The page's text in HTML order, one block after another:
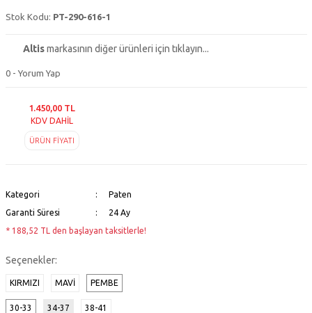
Stok Kodu: PT-290-616-1
Altismarkasının diğer ürünleri için tıklayın...
0 - Yorum Yap
1.450,00 TL
KDV DAHİL
ÜRÜN FİYATI
Kategori
Paten
Garanti Süresi
24 Ay
* 188,52 TL den başlayan taksitlerle!
Seçenekler:
KIRMIZI MAVİ PEMBE
30-33 34-37 38-41